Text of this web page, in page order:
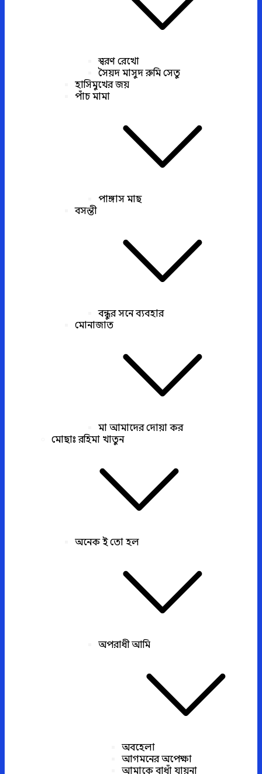
স্বরণ রেখো
সৈয়দ মাসুদ রুমি সেতু
হাসিমুখের জয়
পাঁচ মামা
পাঙ্গাস মাছ
বসন্তী
বন্ধুর সনে ব্যবহার
মোনাজাত
মা আমাদের দোয়া কর
মোছাঃ রহিমা খাতুন
অনেক ই তো হল
অপরাধী আমি
অবহেলা
আগমনের অপেক্ষা
আমাকে বাধাঁ যায়না